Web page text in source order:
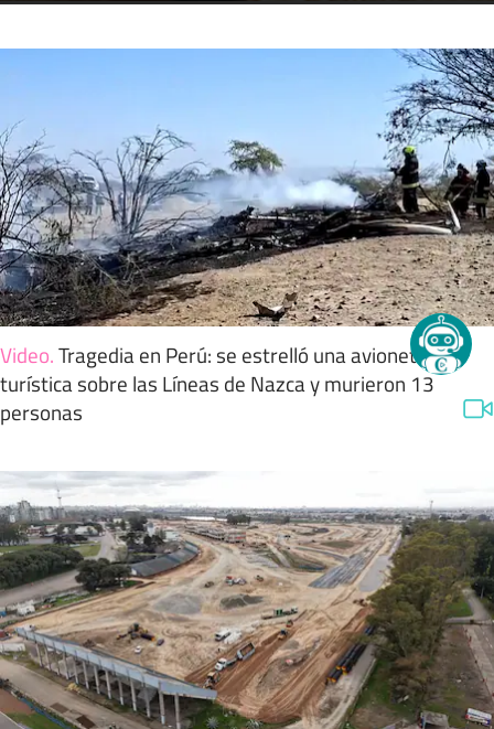
Video.Tragedia en Perú: se estrelló una avioneta
turística sobre las Líneas de Nazca y murieron 13
personas